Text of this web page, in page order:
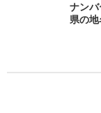
ナンバ
県の